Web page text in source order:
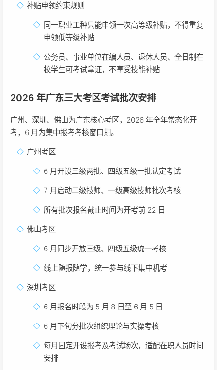
补贴申领约束规则
同一职业工种只能申领一次高等级补贴，不得重复
申领低等级补贴
公务员、事业单位在编人员、退休人员、全日制在
校学生可考试拿证，不享受技能补贴
2026 年广东三大考区考试批次安排
广州、深圳、佛山为广东核心考区，2026 年全年常态化开
考，6 月为集中报考考核窗口期。
广州考区
6 月开设三级两批、四级五级一批认定考试
7 月启动二级技师、一级高级技师批次考核
所有批次报名截止时间为开考前 22 日
佛山考区
6 月同步开放三级、四级五级统一考核
线上随报随学，统一参与线下集中机考
深圳考区
6 月报名时段为 5 月 8 日至 6 月 5 日
6 月下旬分批次组织理论与实操考核
每月固定开设报考及考试场次，适配在职人员时间
安排